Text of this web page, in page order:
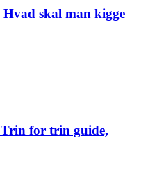
skal man kigge
for trin guide,